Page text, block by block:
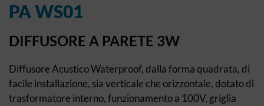
PA WS01
DIFFUSORE A PARETE 3W
Diffusore Acustico Waterproof, dalla forma quadrata, di
facile installazione, sia verticale che orizzontale, dotato di
trasformatore interno, funzionamento a 100V, griglia